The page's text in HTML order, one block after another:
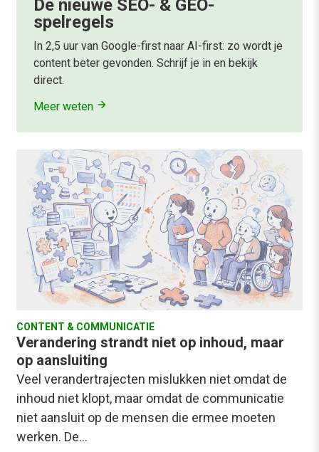
De nieuwe SEO- & GEO-
spelregels
In 2,5 uur van Google-first naar AI-first: zo wordt je
content beter gevonden. Schrijf je in en bekijk
direct.
Meer weten
CONTENT & COMMUNICATIE
Verandering strandt niet op inhoud, maar
op aansluiting
Veel verandertrajecten mislukken niet omdat de
inhoud niet klopt, maar omdat de communicatie
niet aansluit op de mensen die ermee moeten
werken. De…